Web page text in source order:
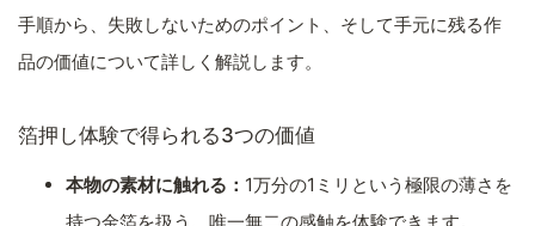
手順から、失敗しないためのポイント、そして手元に残る作
品の価値について詳しく解説します。
箔押し体験で得られる3つの価値
本物の素材に触れる： 1万分の1ミリという極限の薄さを